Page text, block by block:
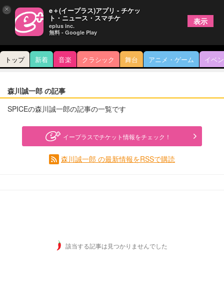
トップ 新着 音楽 クラシック 舞台 アニメ・ゲーム イベ
森川誠一郎 の記事
SPICEの森川誠一郎の記事の一覧です
イープラスでチケット情報をチェック！
森川誠一郎 の最新情報をRSSで購読
該当する記事は見つかりませんでした
× e＋(イープラス)アプリ - チケッ
ト・ニュース・スマチケ
eplus inc.
無料 - Google Play
表示